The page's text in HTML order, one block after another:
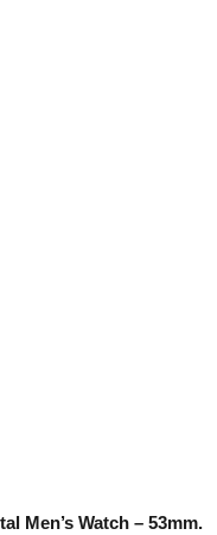
Men’s Watch – 53mm.